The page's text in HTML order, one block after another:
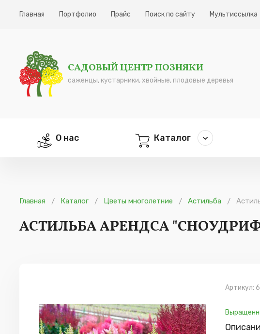
Главная Портфолио Прайс Поиск по сайту Мультиссылка
САДОВЫЙ ЦЕНТР ПОЗНЯКИ
саженцы, кустарники, хвойные, плодовые деревья
О нас Каталог
Главная / Каталог / Цветы многолетние / Астильба /
АСТИЛЬБА АРЕНДСА
Артикул: